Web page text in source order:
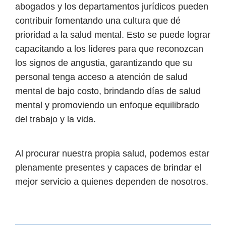
abogados y los departamentos jurídicos pueden
contribuir fomentando una cultura que dé
prioridad a la salud mental. Esto se puede lograr
capacitando a los líderes para que reconozcan
los signos de angustia, garantizando que su
personal tenga acceso a atención de salud
mental de bajo costo, brindando días de salud
mental y promoviendo un enfoque equilibrado
del trabajo y la vida.
Al procurar nuestra propia salud, podemos estar
plenamente presentes y capaces de brindar el
mejor servicio a quienes dependen de nosotros.